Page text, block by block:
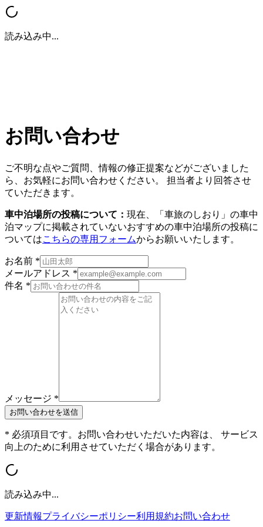
読み込み中...
お問い合わせ
ご不明な点やご質問、情報の修正提案などがございました
ら、お気軽にお問い合わせください。 担当者より回答させ
ていただきます。
車中泊場所の投稿について： 現在、「車旅のしおり」の車中
泊マップに掲載されていないおすすめの車中泊場所の投稿に
ついてはこちらの専用フォームからお願いいたします。
お名前 *
メールアドレス *
件名 *
メッセージ *
お問い合わせを送信
* 必須項目です。お問い合わせいただいた内容は、 サービス
向上のために利用させていただく場合があります。
読み込み中...
更新情報プライバシーポリシー利用規約お問い合わせ